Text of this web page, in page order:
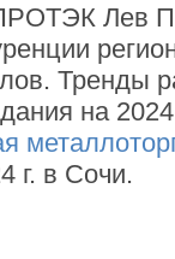
Лев
Тренды
на
г. в Сочи.